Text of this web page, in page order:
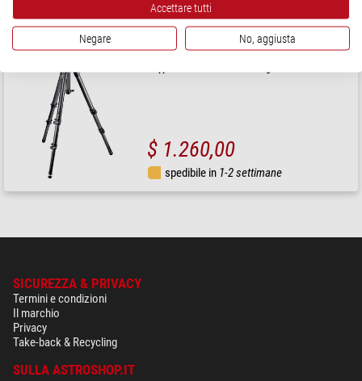
spedibile in1-2 settimane
Manfrotto
$ 1.260,00
spedibile in 1-2 settimane
SICUREZZA & PRIVACY
Termini e condizioni
Il marchio
Privacy
Take-back & Recycling
SULLA ASTROSHOP.IT
Accettare tutti
Negare No, aggiusta